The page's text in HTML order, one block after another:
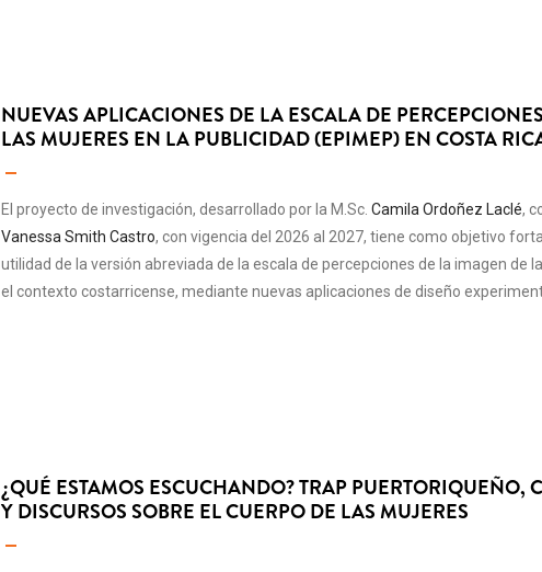
NUEVAS APLICACIONES DE LA ESCALA DE
LAS MUJERES EN LA PUBLICIDAD (EPIMEP) EN COSTA
El proyecto de investigación, desarrollado por la M.Sc. Camila Ordoñez Laclé,
Vanessa Smith Castro, con vigencia del 2026 al 2027, tiene como objetivo
utilidad de la versión abreviada de la escala de percepciones de la imagen de
el contexto costarricense, mediante nuevas aplicaciones de diseño
¿QUÉ ESTAMOS ESCUCHANDO? TRAP PUERTORIQUEÑO,
Y DISCURSOS SOBRE EL CUERPO DE LAS MUJERES